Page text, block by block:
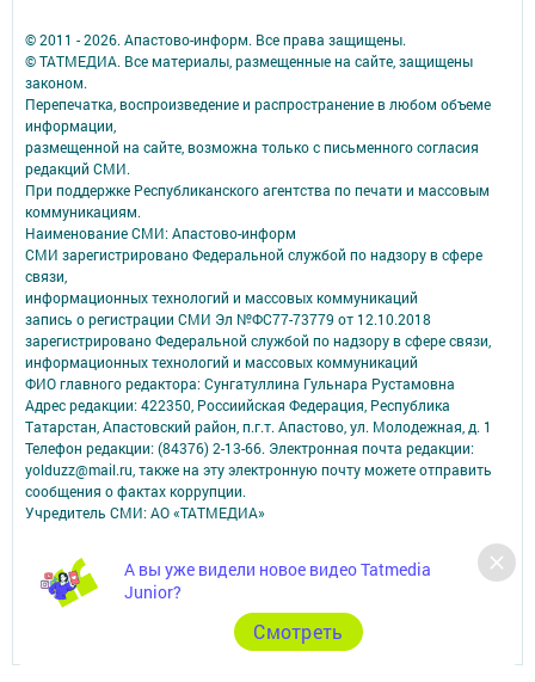
А вы уже видели новое видео Tatmedia
Junior?
Cмотреть
© 2011 - 2026. Апастово-информ. Все права защищены.
© ТАТМЕДИА. Все материалы, размещенные на сайте, защищены
законом.
Перепечатка, воспроизведение и распространение в любом объеме
информации,
размещенной на сайте, возможна только с письменного согласия
редакций СМИ.
При поддержке Республиканского агентства по печати и массовым
коммуникациям.
Наименование СМИ: Апастово-информ
СМИ зарегистрировано Федеральной службой по надзору в сфере
связи,
информационных технологий и массовых коммуникаций
запись о регистрации СМИ Эл №ФС77-73779 от 12.10.2018
зарегистрировано Федеральной службой по надзору в сфере связи,
информационных технологий и массовых коммуникаций
ФИО главного редактора: Сунгатуллина Гульнара Рустамовна
Адрес редакции: 422350, Россиийская Федерация, Республика
Татарстан, Апастовский район, п.г.т. Апастово, ул. Молодежная, д. 1
Телефон редакции: (84376) 2-13-66. Электронная почта редакции:
yolduzz@mail.ru, также на эту электронную почту можете отправить
сообщения о фактах коррупции.
Учредитель СМИ: АО «ТАТМЕДИА»
Антикоррупционная политика
АО «ТАТМЕДИА» использует «cookie»для персонализации сервисов и
удобства пользователей сайтом.
Использование «cookie» можно отменить в настройках браузера.
Политика конфиденциальности